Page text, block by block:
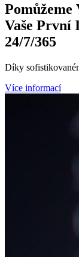
Pomůžeme
Vaše První
24/7/365
Díky
Více informací